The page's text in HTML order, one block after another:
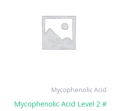
Mycophenolic Acid
Mycophenolic Acid Level 2 #